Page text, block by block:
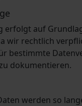
erfolgt auf
wir rechtlich
bestimmte
dokumentieren.
werden so